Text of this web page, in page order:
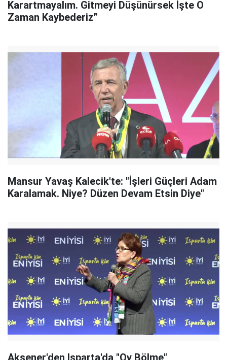
Karartmayalım. Gitmeyi Düşünürsek İşte O
Zaman Kaybederiz”
Mansur Yavaş Kalecik'te: "İşleri Güçleri Adam
Karalamak. Niye? Düzen Devam Etsin Diye"
Akşener'den Isparta'da "Oy Bölme"